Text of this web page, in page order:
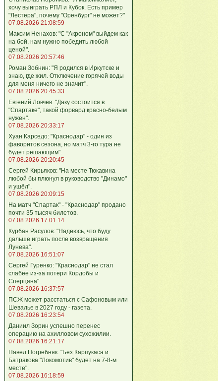
хочу выиграть РПЛ и Кубок. Есть пример
"Лестера", почему "Оренбург" не может?"
07.08.2026 21:08:59
Максим Ненахов: "С "Акроном" выйдем как
на бой, нам нужно победить любой
ценой".
07.08.2026 20:57:46
Роман Зобнин: "Я родился в Иркутске и
знаю, где жил. Отключение горячей воды
для меня ничего не значит".
07.08.2026 20:45:33
Евгений Ловчев: "Даку состоится в
"Спартаке", такой форвард красно-белым
нужен".
07.08.2026 20:33:17
Хуан Карседо: "Краснодар" - один из
фаворитов сезона, но матч 3-го тура не
будет решающим".
07.08.2026 20:20:45
Сергей Кирьяков: "На месте Тюкавина
любой бы плюнул в руководство "Динамо"
и ушёл".
07.08.2026 20:09:15
На матч "Спартак" - "Краснодар" продано
почти 35 тысяч билетов.
07.08.2026 17:01:14
Курбан Расулов: "Надеюсь, что буду
дальше играть после возвращения
Лунева".
07.08.2026 16:51:07
Сергей Гуренко: "Краснодар" не стал
слабее из-за потери Кордобы и
Сперцяна".
07.08.2026 16:37:57
ПСЖ может расстаться с Сафоновым или
Шевалье в 2027 году - газета.
07.08.2026 16:23:54
Даниил Зорин успешно перенес
операцию на ахилловом сухожилии.
07.08.2026 16:21:17
Павел Погребняк: "Без Карпукаса и
Батракова "Локомотив" будет на 7-8-м
месте".
07.08.2026 16:18:59